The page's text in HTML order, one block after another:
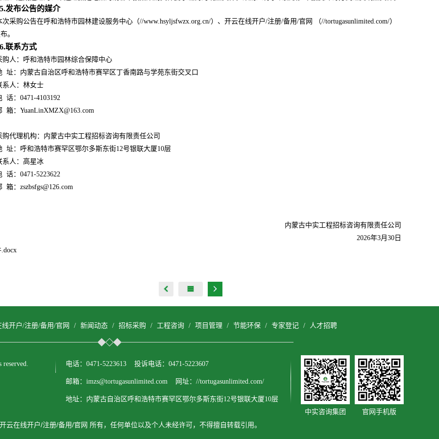
5.发布公告的媒介
次采购公告在呼和浩特市园林建设服务中心（//www.hsyljsfwzx.org.cn/）、开云在线开户/注册/备用/官网 （//tortugasunlimited.com/）
。
6.联系方式
购人：呼和浩特市园林综合保障中心
址：内蒙古自治区呼和浩特市赛罕区丁香南路与学苑东街交叉口
系人：林女士
话：0471-4103192
箱：YuanLinXMZX@163.com
购代理机构：内蒙古中实工程招标咨询有限责任公司
址：呼和浩特市赛罕区鄂尔多斯东街12号银联大厦10层
系人：高星冰
话：0471-5223622
箱：zszbsfgs@126.com
内蒙古中实工程招标咨询有限责任公司
2026年3月30日
.docx
线开户/注册/备用/官网 / 新闻动态 / 招标采购 / 工程咨询 / 项目管理 / 节能环保 / 专家登记 / 人才招聘
电话：0471-5223613 投诉电话：0471-5223607
邮箱：imzs@tortugasunlimited.com 网址：//tortugasunlimited.com/
地址：内蒙古自治区呼和浩特市赛罕区鄂尔多斯东街12号银联大厦10层
中实咨询集团
官网手机版
云在线开户/注册/备用/官网 所有，任何单位以及个人未经许可，不得擅自转载引用。